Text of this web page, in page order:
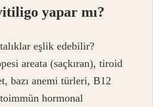
yapar mı?
eşlik edebilir?
areata (saçkıran), tiroid
bazı anemi türleri, B12
hormonal